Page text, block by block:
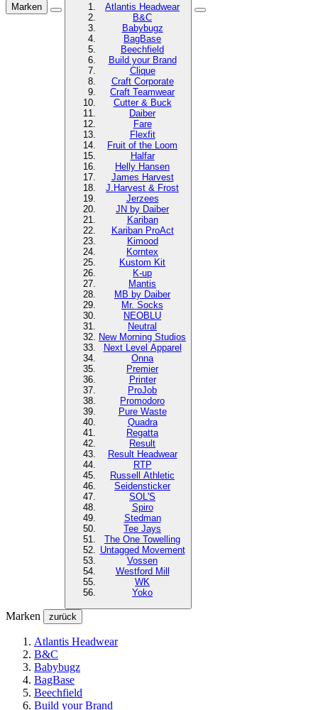
Marken
Atlantis Headwear
B&C
Babybugz
BagBase
Beechfield
Build your Brand
Clique
Craft Corporate
Craft Teamwear
Cutter & Buck
Daiber
Fare
Flexfit
Fruit of the Loom
Halfar
Helly Hansen
James Harvest
J.Harvest & Frost
Jerzees
JN by Daiber
Kariban
Kariban ProAct
Kimood
Korntex
Kustom Kit
K-up
Mantis
MB by Daiber
Mr. Socks
NEOBLU
Neutral
New Morning Studios
Next Level Apparel
Onna
Premier
Printer
ProJob
Promodoro
Pure Waste
Quadra
Regatta
Result
Result Headwear
RTP
Russell Athletic
Seidensticker
SOL'S
Spiro
Stedman
Tee Jays
The One Towelling
Untagged Movement
Vossen
Westford Mill
WK
Yoko
Marken zurück
Atlantis Headwear
B&C
Babybugz
BagBase
Beechfield
Build your Brand